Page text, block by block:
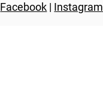
Facebook | Instagram